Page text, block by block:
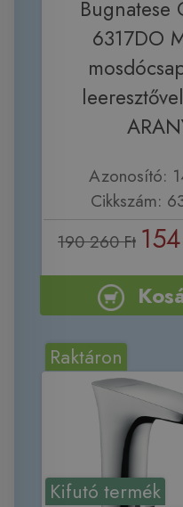
Bugnatese
6317DO
Azonosító:
Cikkszám:
190 260 Ft
Kifutó termék
Raktáron